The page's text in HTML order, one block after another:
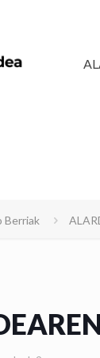
Berriak